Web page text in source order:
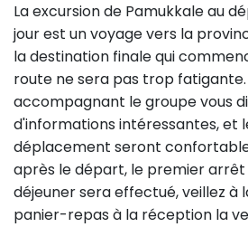
La excursion de Pamukkale au
jour est un voyage vers la
la destination finale qui
route ne sera pas trop fatigante.
accompagnant le groupe vous
d'informations intéressantes, et
déplacement seront
après le départ, le premier
déjeuner sera effectué, veillez à
panier-repas à la réception la